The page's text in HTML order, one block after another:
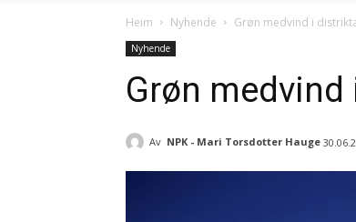
Heim Nyhende Grøn medvind i
Nyhende
Grøn
Av NPK - Mari Torsdotter Hauge